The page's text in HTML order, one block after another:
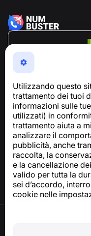
Utilizzando questo
trattamento dei tuoi
informazioni sulle
utilizzati) in
trattamento aiuta a
analizzare il
pubblicità, anche
raccolta, la
e la cancellazione
valido per tutta la
sei d’accordo,
cookie nelle
NumBuster ©
Un'app facile da
Per richieste relative
Centro assistenza
Notizie e articoli
Informazioni sul
Contatti